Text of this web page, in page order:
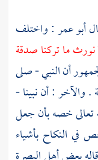
أبو عمر: واختلف
نورث ما تركنا صدقة
أن النبي - صلى
والآخر : أن نبينا -
تعالى خصه بأن جعل
في النكاح بأشياء